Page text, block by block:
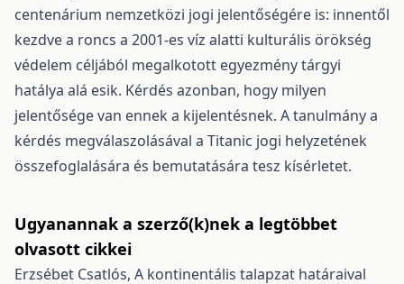
centenárium nemzetközi jogi jelentőségére is: innentől
kezdve a roncs a 2001-es víz alatti kulturális örökség
védelem céljából megalkotott egyezmény tárgyi
hatálya alá esik. Kérdés azonban, hogy milyen
jelentősége van ennek a kijelentésnek. A tanulmány a
kérdés megválaszolásával a Titanic jogi helyzetének
összefoglalására és bemutatására tesz kísérletet.
Ugyanannak a szerző(k)nek a legtöbbet
olvasott cikkei
Erzsébet Csatlós, A kontinentális talapzat határaival